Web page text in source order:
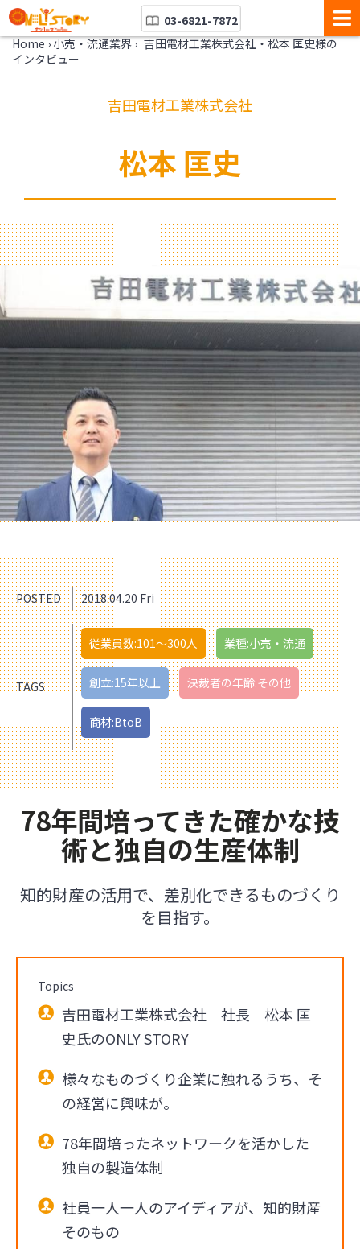
03-6821-7872
Home › 小売・流通業界 › 吉田電材工業株式会社・松本 匡史様の
インタビュー
吉田電材工業株式会社
松本 匡史
POSTED 2018.04.20 Fri
TAGS
従業員数:101〜300人 業種:小売・流通
創立:15年以上 決裁者の年齢:その他
商材:BtoB
78年間培ってきた確かな技
術と独自の生産体制
知的財産の活用で、差別化できるものづくり
を目指す。
Topics
吉田電材工業株式会社 社長 松本 匡
史氏のONLY STORY
様々なものづくり企業に触れるうち、そ
の経営に興味が。
78年間培ったネットワークを活かした
独自の製造体制
社員一人一人のアイディアが、知的財産
そのもの